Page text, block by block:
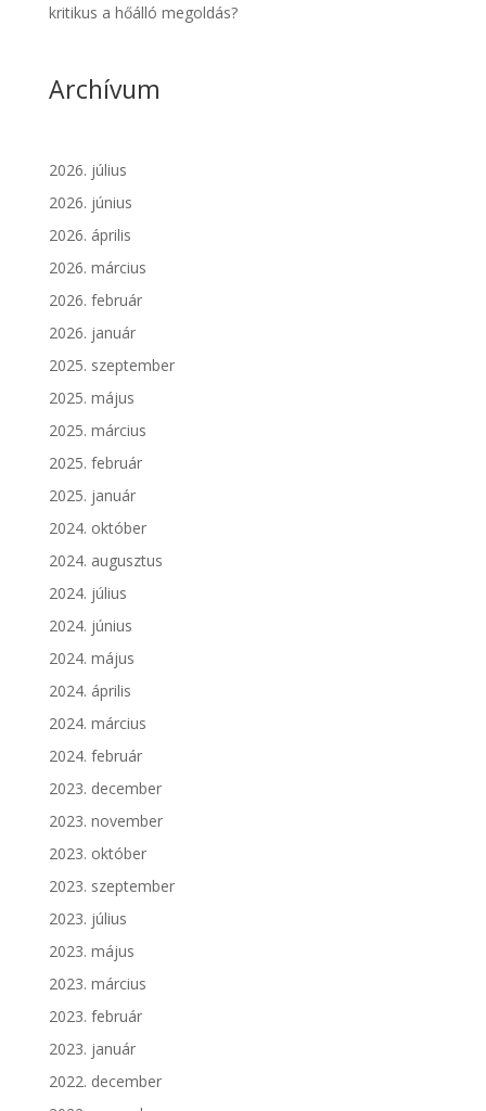
kritikus a hőálló megoldás?
Archívum
2026. július
2026. június
2026. április
2026. március
2026. február
2026. január
2025. szeptember
2025. május
2025. március
2025. február
2025. január
2024. október
2024. augusztus
2024. július
2024. június
2024. május
2024. április
2024. március
2024. február
2023. december
2023. november
2023. október
2023. szeptember
2023. július
2023. május
2023. március
2023. február
2023. január
2022. december